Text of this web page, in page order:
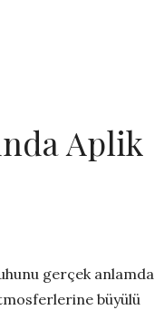
Aplik
gerçek anlamda
büyülü